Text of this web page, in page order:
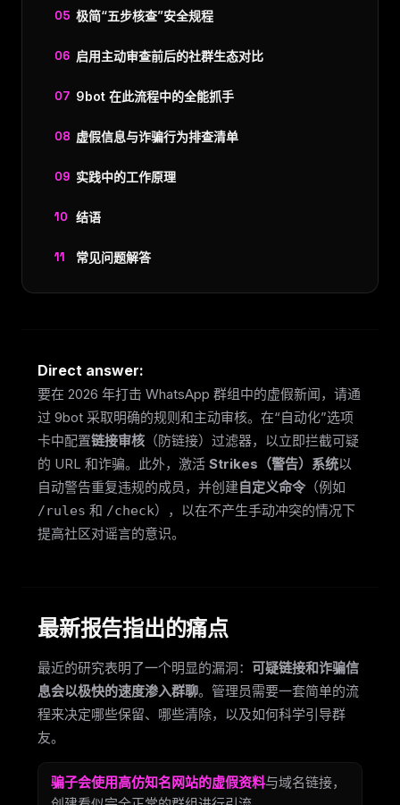
极简“五步核查”安全规程
启用主动审查前后的社群生态对比
9bot 在此流程中的全能抓手
虚假信息与诈骗行为排查清单
实践中的工作原理
结语
常见问题解答
Direct answer:
要在 2026 年打击 WhatsApp 群组中的虚假新闻，请通
过 9bot 采取明确的规则和主动审核。在“自动化”选项
卡中配置链接审核 （防链接）过滤器，以立即拦截可疑
的 URL 和诈骗。此外，激活Strikes（警告）系统以
自动警告重复违规的成员，并创建自定义命令（例如
/rules 和 /check），以在不产生手动冲突的情况下
提高社区对谣言的意识。
最新报告指出的痛点
最近的研究表明了一个明显的漏洞：可疑链接和诈骗信
息会以极快的速度渗入群聊。管理员需要一套简单的流
程来决定哪些保留、哪些清除，以及如何科学引导群
友。
骗子会使用高仿知名网站的虚假资料与域名链接，